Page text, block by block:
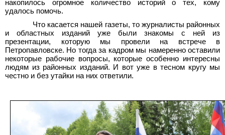
накопилось огромное количество историй о тех, кому
удалось помочь.
Что касается нашей газеты, то журналисты районных
и областных изданий уже были знакомы с ней из
презентации, которую мы провели на встрече в
Петропавловске. Но тогда за кадром мы намеренно оставили
некоторые рабочие вопросы, которые особенно интересны
людям из районных изданий. И вот уже в тесном кругу мы
честно и без утайки на них ответили.